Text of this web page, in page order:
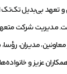
بی‌بدیل تک‌تک
شرکت متعهد
از معاونین،
عزیز و